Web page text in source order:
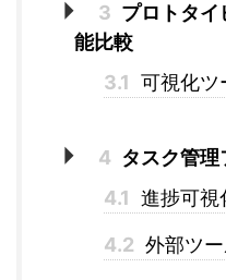
3 プロトタイ
能比較
3.1 可視化ツ
4 タスク管
4.1 進捗可視
4.2 外部ツ